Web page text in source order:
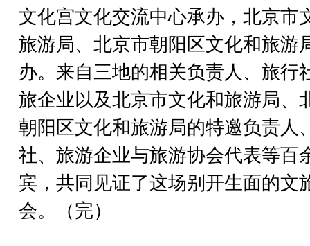
文化宫文化交流中心承办，北京市
旅游局、北京市朝阳区文化和旅游
办。来自三地的相关负责人、旅行
旅企业以及北京市文化和旅游局、
朝阳区文化和旅游局的特邀负责人
社、旅游企业与旅游协会代表等百
宾，共同见证了这场别开生面的文
会。（完）